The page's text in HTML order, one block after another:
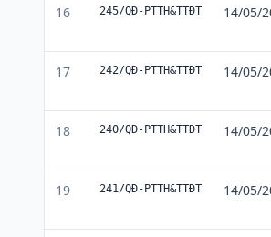
16 245/QĐ-PTTH&TTĐT 14/05/
17 242/QĐ-PTTH&TTĐT 14/05/
18 240/QĐ-PTTH&TTĐT 14/05/
19 241/QĐ-PTTH&TTĐT 14/05/